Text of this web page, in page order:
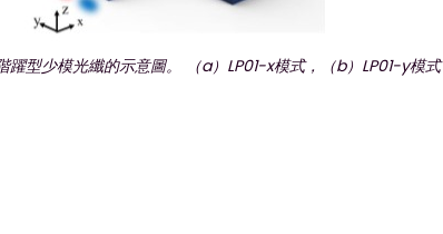
型少模光纖的示意圖。 （a）LP01-x模式，（b）LP01-y模式